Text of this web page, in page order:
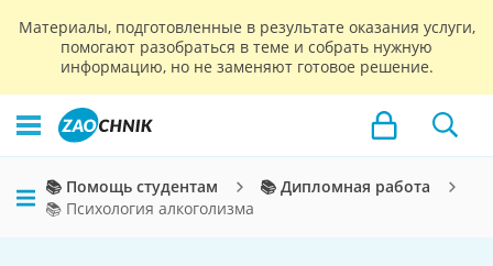
Материалы, подготовленные в результате оказания услуги,
помогают разобраться в теме и собрать нужную
информацию, но не заменяют готовое решение.
📚 Помощь студентам
📚 Дипломная работа
📚 Психология алкоголизма